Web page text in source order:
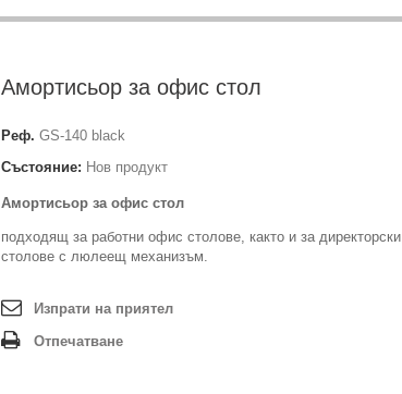
Амортисьор за офис стол
Реф. GS-140 black
Състояние: Нов продукт
Амортисьор за офис стол
подходящ за работни офис столове, както и за директорски
столове с люлеещ механизъм.
Изпрати на приятел
Отпечатване